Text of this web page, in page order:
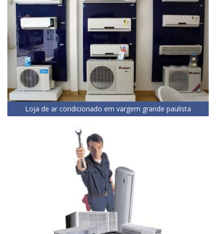
Loja de ar condicionado em vargem grande paulista